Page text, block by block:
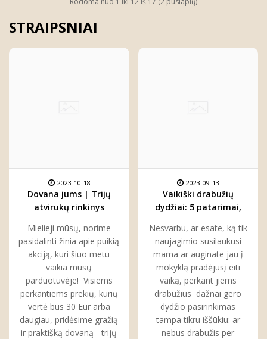
STRAIPSNIAI
2023-10-18
Dovana jums | Trijų
atvirukų rinkinys
Mielieji mūsų, norime
pasidalinti žinia apie puikią
akciją, kuri šiuo metu
vaikia mūsų
parduotuvėje! Visiems
perkantiems prekių, kurių
vertė bus 30 Eur arba
daugiau, pridėsime gražią
ir praktišką dovaną - trijų
2023-09-13
Vaikiški drabužių
dydžiai: 5 patarimai,
pasirinkti
Nesvarbu, ar esate, ką tik
naujagimio susilaukusi
mama ar auginate jau į
mokyklą pradėjusį eiti
vaiką, perkant jiems
drabužius dažnai gero
dydžio pasirinkimas
tampa tikru iššūkiu: ar
nebus drabužis per